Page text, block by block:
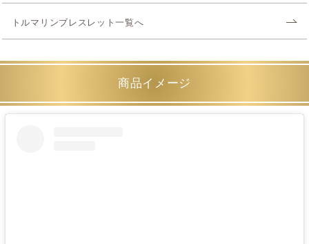
トルマリンブレスレット一覧へ
商品イメージ